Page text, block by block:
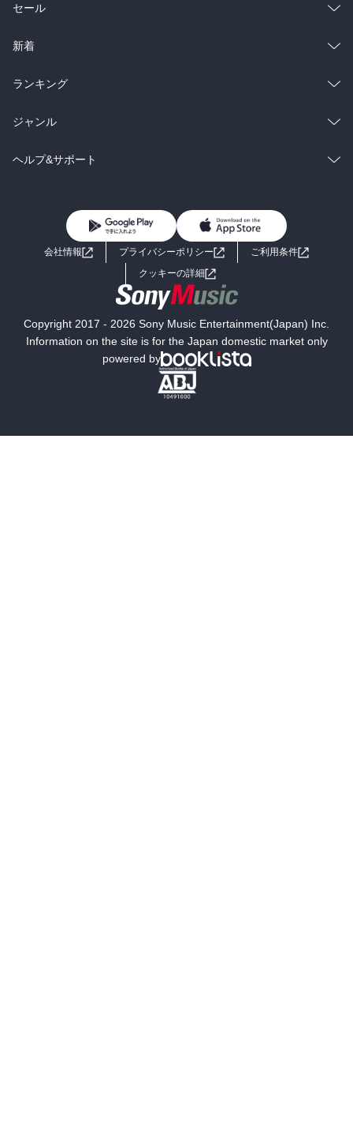
総合
ラノベ
雑誌・グラビア
BL・TL
セール
総合
ラノベ
雑誌・グラビア
BL・TL
新着
総合
ラノベ
雑誌・グラビア
ランキング
総合
ラノベ
ジャンル
コミック
ライトノベル 男子向けラノベ
小説
海外小説
ミステリー SF
文学
ヘルプ&サポート
よくあるご質問 お問い合わせ
会社情報 プライバシーポリシー
ご利用条件
クッキーの詳細
Copyright 2017 - 2026 Sony Music Entertainment(Japan) Inc.
Information on the site is for the Japan domestic market only
powered by